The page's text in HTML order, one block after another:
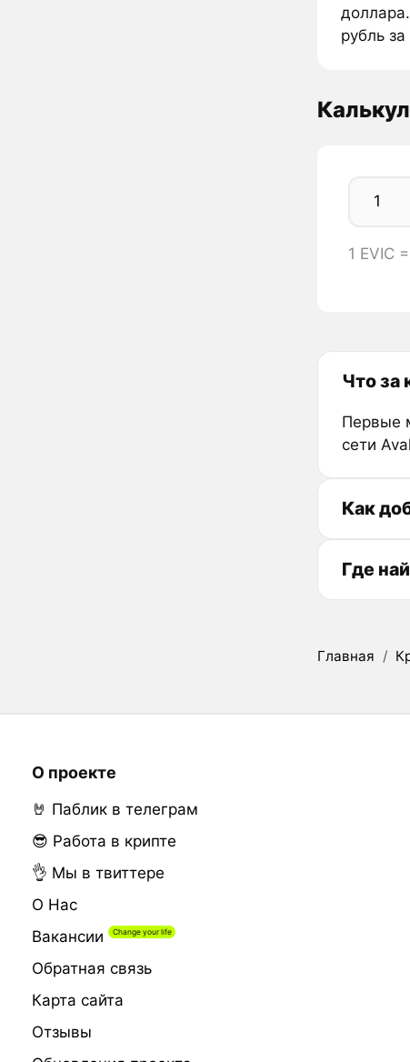
рубль за
1 EVIC
Что за
Первые
сети
Как
Где
Главная /
О проекте
🤘 Паблик в телеграм
😎 Работа в крипте
👌 Мы в твиттере
О Нас
Вакансии
Обратная связь
Карта сайта
Отзывы